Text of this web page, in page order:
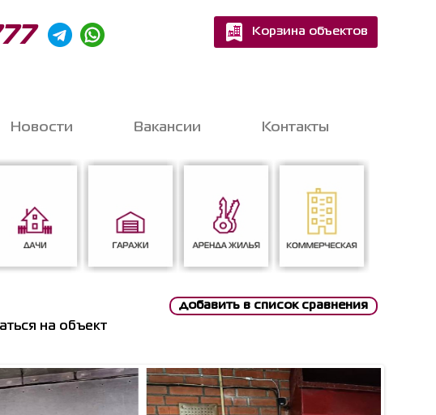
Корзина объектов
Новости Вакансии Контакты
Дачи Гаражи
добавить в список сравнения
на объект
Запишитесь на бесплатную
online-консультацию
с экспертом
Согласен сполитикой обработки
персональных данных *
ОТПРАВИТЬ